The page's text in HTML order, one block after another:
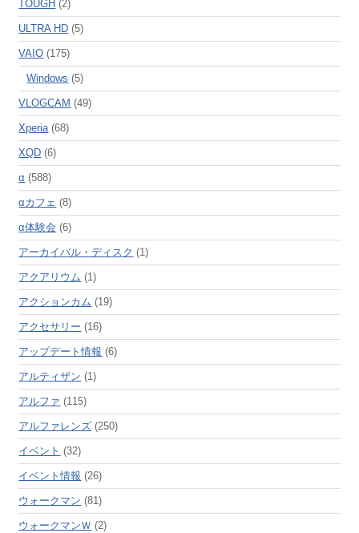
TOUGH (2)
ULTRA HD (5)
VAIO (175)
Windows (5)
VLOGCAM (49)
Xperia(68)
XQD (6)
α (588)
αカフェ (8)
α体験会 (6)
アーカイバル・ディスク (1)
アクアリウム (1)
アクションカム (19)
アクセサリー (16)
アップデート情報 (6)
アルティザン (1)
アルファ (115)
アルファレンズ (250)
イベント (32)
イベント情報 (26)
ウォークマン (81)
ウォークマンＷ (2)